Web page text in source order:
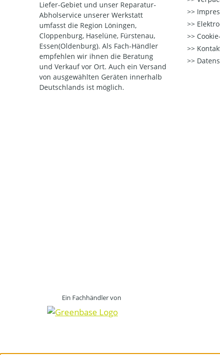
Liefer-Gebiet und unser Reparatur-
Abholservice unserer Werkstatt
umfasst die Region Löningen,
Cloppenburg, Haselüne, Fürstenau,
Essen(Oldenburg). Als Fach-Händler
empfehlen wir ihnen die Beratung
und Verkauf vor Ort. Auch ein Versand
von ausgewählten Geräten innerhalb
Deutschlands ist möglich.
Ein Fachhändler von